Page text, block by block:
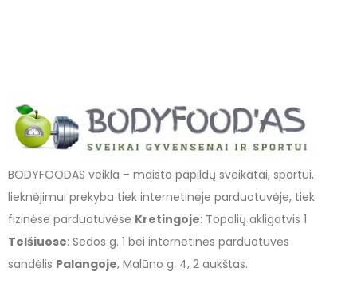
BODYFOODAS veikla – maisto papildų sveikatai, sportui,
lieknėjimui prekyba tiek internetinėje parduotuvėje, tiek
fizinėse parduotuvėse Kretingoje: Topolių akligatvis 1
Telšiuose: Sedos g. 1 bei internetinės parduotuvės
sandėlis Palangoje, Malūno g. 4, 2 aukštas.